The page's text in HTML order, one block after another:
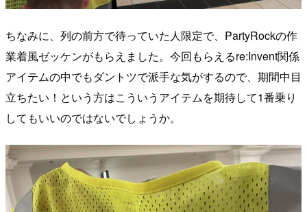
ちなみに、列の前方で待っていた人限定で、PartyRockの作
業着風ゼッケンがもらえました。今回もらえるre:Invent関係
アイテムの中でもダントツで派手な気がするので、期間中目
立ちたい！という方はこういうアイテムを期待して1番乗り
してもいいのではないでしょうか。